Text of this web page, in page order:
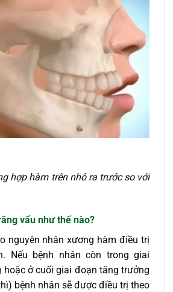
hợp hàm trên nhô ra trước so với
vẩu như thế nào?
nguyên nhân xương hàm điều trị
Nếu bệnh nhân còn trong giai
ở cuối giai đoạn tăng trưởng
bệnh nhân sẽ được điều trị theo